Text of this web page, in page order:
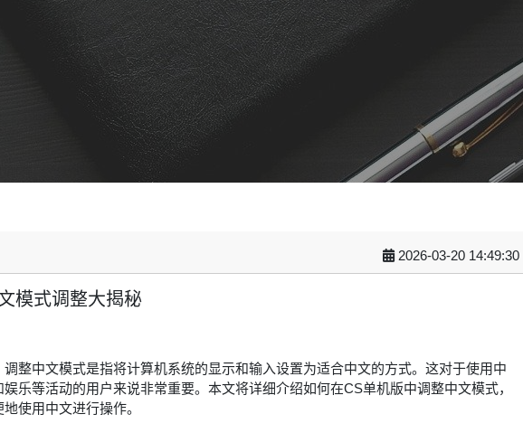
2026-03-20 14:49:30
模式调整大揭秘
整中文模式是指将计算机系统的显示和输入设置为适合中文的方式。这对于使用中
乐等活动的用户来说非常重要。本文将详细介绍如何在CS单机版中调整中文模式，
使用中文进行操作。